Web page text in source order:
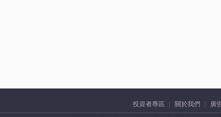
投資者專區 關於我們 廣